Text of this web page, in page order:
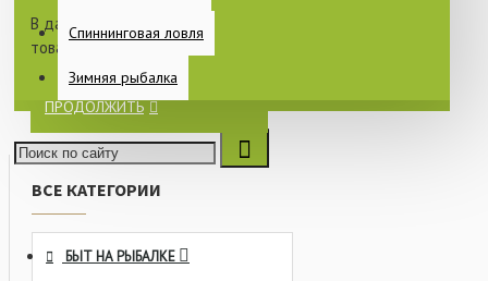
Спиннинговая ловля
Зимняя рыбалка
В данной категории нет
товаров.
ПРОДОЛЖИТЬ
ВСЕ КАТЕГОРИИ
БЫТ НА РЫБАЛКЕ